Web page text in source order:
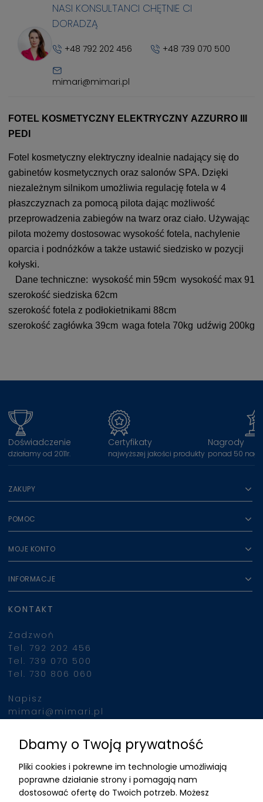
NASI KONSULTANCI CHĘTNIE CI
DORADZĄ
+48 792 202 456 +48 739 070 500
mimari@mimari.pl
FOTEL KOSMETYCZNY ELEKTRYCZNY AZZURRO III
PEDI
Fotel kosmetyczny elektryczny idealnie nadający się do
gabinetów kosmetycznych oraz salonów SPA. Dzięki
niezależnym silnikom umożliwia regulację fotela w 4
płaszczyznach za pomocą pilota dając możliwość
przeprowadzenia zabiegów na twarz oraz ciało. Używając
pilota możemy dostosowac wysokość fotela, nachylenie
oparcia i podnóżków a także ustawić siedzisko w pozycji
kołyski.
Dane techniczne: wysokość min 59cm wysokość max 91
szerokość siedziska 62cm
szerokość fotela z podłokietnikami 88cm
szerokość zagłówka 39cm waga fotela 70kg udźwig 200kg
Doświadczenie
działamy od 2011r.
Certyfikaty
najwyższej jakości produkty
Nagrody
ponad 50
ZAKUPY
POMOC
MOJE KONTO
INFORMACJE
KONTAKT
Zadzwoń
Tel. 792 202 456
Tel. 739 070 500
Tel. 730 806 060
Napisz
mimari@mimari.pl
Znajdziesz nas
ADRES
Dbamy o Twoją prywatność
Pliki cookies i pokrewne im technologie umożliwiają
poprawne działanie strony i pomagają nam
dostosować ofertę do Twoich potrzeb. Możesz